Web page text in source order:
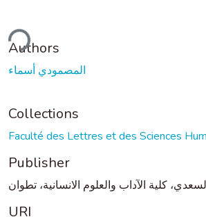
Authors
المصمودي أسماء
Collections
Faculté des Lettres et des Sciences
Publisher
كلية الآداب والعلوم الانسانية، تطوان
URI